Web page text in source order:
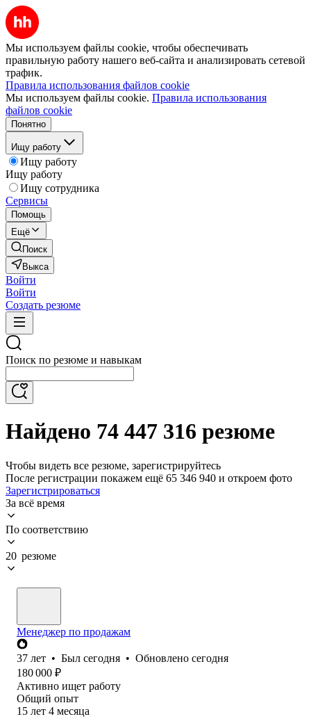
Мы используем файлы cookie, чтобы обеспечивать
правильную работу нашего веб-сайта и анализировать сетевой
трафик.
Правила использования файлов cookie
Мы используем файлы cookie. Правила использования
файлов cookie
Понятно
Ищу работу
Ищу работу
Ищу работу
Ищу сотрудника
Сервисы
Помощь
Ещё
Поиск
Выкса
Войти
Войти
Создать резюме
Поиск по резюме и навыкам
Найдено 74 447 316 резюме
Чтобы видеть все резюме, зарегистрируйтесь
После регистрации покажем ещё 65 346 940 и откроем фото
Зарегистрироваться
За всё время
По соответствию
20 резюме
Менеджер по продажам
37 лет • Был сегодня • Обновлено сегодня
180 000 ₽
Активно ищет работу
Общий опыт
15 лет 4 месяца